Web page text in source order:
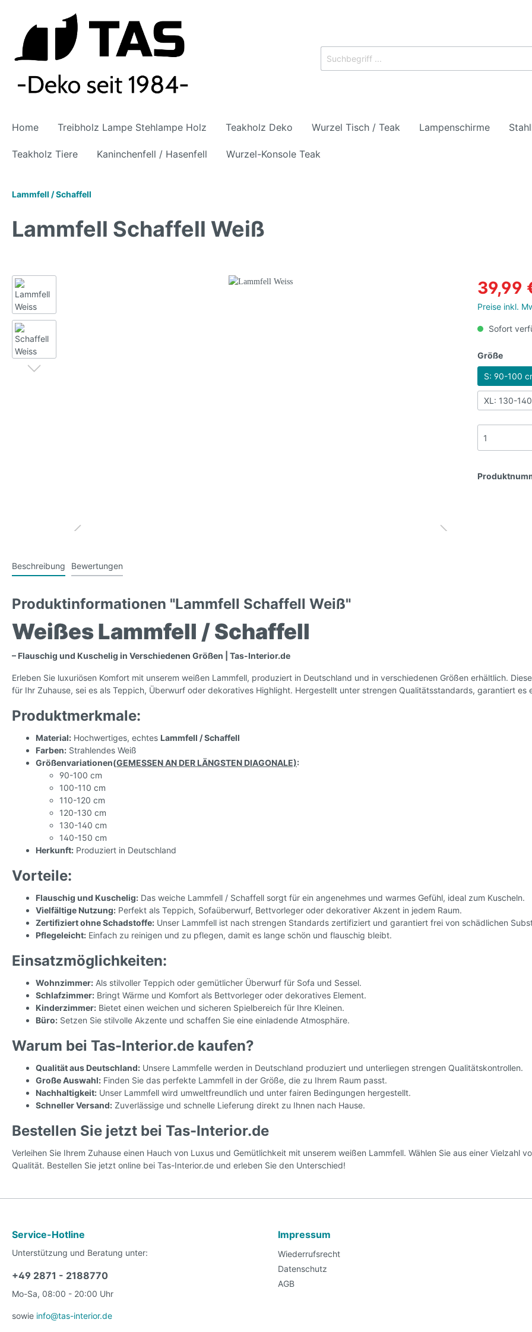
Home Treibholz Lampe Stehlampe Holz Teakholz Deko Wurzel Tisch / Teak Lampenschirme
Teakholz Tiere Kaninchenfell / Hasenfell Wurzel-Konsole Teak
Lammfell / Schaffell
Lammfell Schaffell Weiß
39,99
Preise inkl.
Sofort
Größe
S: 90-100
XL: 130-
Beschreibung Bewertungen
Produktinformationen "Lammfell Schaffell Weiß"
Weißes Lammfell / Schaffell
– Flauschig und Kuschelig in Verschiedenen Größen | Tas-Interior.de
Erleben Sie luxuriösen Komfort mit unserem weißen Lammfell, produziert in Deutschland und in verschiedenen Größen erhältlich.
für Ihr Zuhause, sei es als Teppich, Überwurf oder dekoratives Highlight. Hergestellt unter strengen Qualitätsstandards, garantiert
Produktmerkmale:
Material: Hochwertiges, echtes Lammfell / Schaffell
Farben: Strahlendes Weiß
Größenvariationen(GEMESSEN AN DER LÄNGSTEN DIAGONALE):
90-100 cm
100-110 cm
110-120 cm
120-130 cm
130-140 cm
140-150 cm
Herkunft: Produziert in Deutschland
Vorteile:
Flauschig und Kuschelig: Das weiche Lammfell / Schaffell sorgt für ein angenehmes und warmes Gefühl, ideal zum Kuscheln.
Vielfältige Nutzung: Perfekt als Teppich, Sofaüberwurf, Bettvorleger oder dekorativer Akzent in jedem Raum.
Zertifiziert ohne Schadstoffe: Unser Lammfell ist nach strengen Standards zertifiziert und garantiert frei von schädlichen
Pflegeleicht: Einfach zu reinigen und zu pflegen, damit es lange schön und flauschig bleibt.
Einsatzmöglichkeiten:
Wohnzimmer: Als stilvoller Teppich oder gemütlicher Überwurf für Sofa und Sessel.
Schlafzimmer: Bringt Wärme und Komfort als Bettvorleger oder dekoratives Element.
Kinderzimmer: Bietet einen weichen und sicheren Spielbereich für Ihre Kleinen.
Büro: Setzen Sie stilvolle Akzente und schaffen Sie eine einladende Atmosphäre.
Warum bei Tas-Interior.de kaufen?
Qualität aus Deutschland: Unsere Lammfelle werden in Deutschland produziert und unterliegen strengen Qualitätskontrollen.
Große Auswahl: Finden Sie das perfekte Lammfell in der Größe, die zu Ihrem Raum passt.
Nachhaltigkeit: Unser Lammfell wird umweltfreundlich und unter fairen Bedingungen hergestellt.
Schneller Versand: Zuverlässige und schnelle Lieferung direkt zu Ihnen nach Hause.
Bestellen Sie jetzt bei Tas-Interior.de
Verleihen Sie Ihrem Zuhause einen Hauch von Luxus und Gemütlichkeit mit unserem weißen Lammfell. Wählen Sie aus einer Vielzahl
Qualität. Bestellen Sie jetzt online bei Tas-Interior.de und erleben Sie den Unterschied!
Service-Hotline
Unterstützung und Beratung unter:
+49 2871 - 2188770
Mo-Sa, 08:00 - 20:00 Uhr
sowie info@tas-interior.de
Impressum
Wiederrufsrecht
Datenschutz
AGB